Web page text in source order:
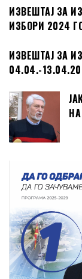
ИЗВЕШТАЈ ЗА
ИЗБОРИ 2024
ИЗВЕШТАЈ ЗА
04.04.-